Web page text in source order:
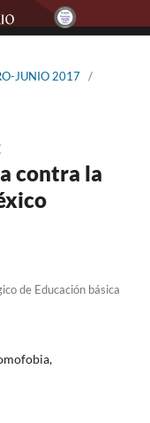
JUNIO 2017
/
contra la
de Educación básica